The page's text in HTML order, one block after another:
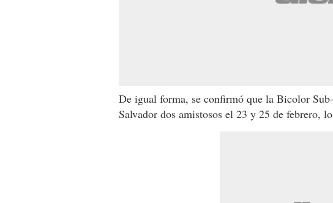
De igual forma, se confirmó que la Bicolor
Salvador dos amistosos el 23 y 25 de febrero,